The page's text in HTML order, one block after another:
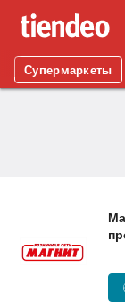
Супермаркеты